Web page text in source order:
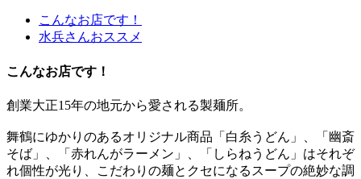
こんなお店です！
水兵さんおススメ
こんなお店です！
創業大正15年の地元から愛される製麺所。
舞鶴にゆかりのあるオリジナル商品「白糸うどん」、「幽斎
そば」、「赤れんがラーメン」、「しらねうどん」はそれぞ
れ個性が光り、こだわりの麺とクセになるスープの絶妙な調